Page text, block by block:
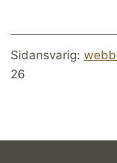
Sidansvarig:
26